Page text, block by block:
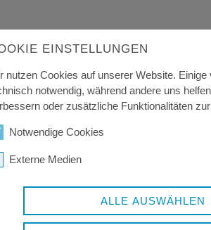
WIRTSCHAFT
UND TOURISMUS
GESUNDHEIT
UND SOZIALES
UND KULTUR
EINSTELLUNGEN
nutzen Cookies auf unserer Website. Einige
notwendig, während andere uns
oder zusätzliche Funktionalitäten
Notwendige Cookies
Externe Medien
ALLE AUSWÄHLEN